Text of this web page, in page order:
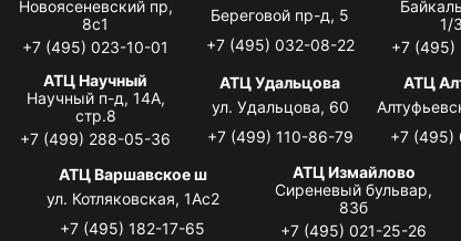
Новоясеневский пр,
8с1
+7 (495) 023-10-01
Береговой пр-д, 5
+7 (495) 032-08-22
1/
+7 (495)
АТЦ Научный
Научный п-д, 14А,
стр.8
+7 (499) 288-05-36
АТЦ Удальцова
ул. Удальцова, 60
+7 (499) 110-86-79
АТЦ
+7 (495)
АТЦ Варшавское ш
ул. Котляковская, 1Ас2
+7 (495) 182-17-65
АТЦ Измайлово
Сиреневый бульвар,
83б
+7 (495) 021-25-26